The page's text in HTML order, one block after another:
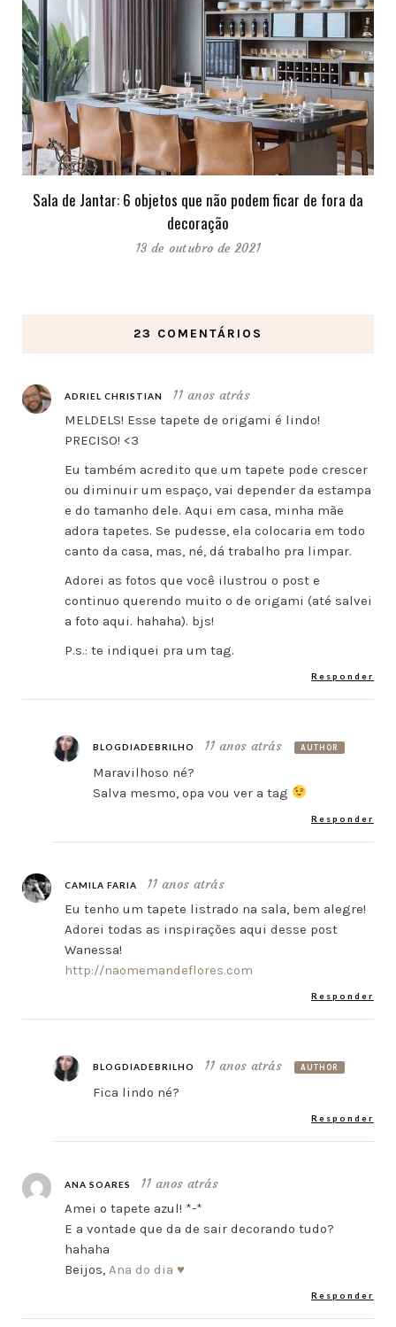
Sala de Jantar: 6 objetos que não podem ficar de fora da
decoração
13 de outubro de 2021
23 COMENTÁRIOS
ADRIEL CHRISTIAN
11 anos atrás
MELDELS! Esse tapete de origami é lindo!
PRECISO! <3
Eu também acredito que um tapete pode crescer
ou diminuir um espaço, vai depender da estampa
e do tamanho dele. Aqui em casa, minha mãe
adora tapetes. Se pudesse, ela colocaria em todo
canto da casa, mas, né, dá trabalho pra limpar.
Adorei as fotos que você ilustrou o post e
continuo querendo muito o de origami (até salvei
a foto aqui. hahaha). bjs!
P.s.: te indiquei pra um tag.
Responder
BLOGDIADEBRILHO 11 anos atrás AUTHOR
Maravilhoso né?
Salva mesmo, opa vou ver a tag
Responder
CAMILA FARIA
11 anos atrás
Eu tenho um tapete listrado na sala, bem alegre!
Adorei todas as inspirações aqui desse post
Wanessa!
http://naomemandeflores.com
Responder
BLOGDIADEBRILHO 11 anos atrás AUTHOR
Fica lindo né?
Responder
ANA SOARES
11 anos atrás
Amei o tapete azul! *-*
E a vontade que da de sair decorando tudo?
hahaha
Beijos,Ana do dia ♥
Responder